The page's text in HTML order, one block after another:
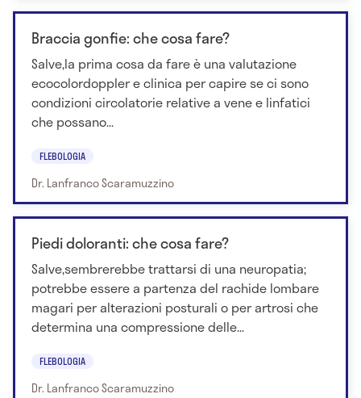
Braccia gonfie: che cosa fare?
Salve,la prima cosa da fare è una valutazione
ecocolordoppler e clinica per capire se ci sono
condizioni circolatorie relative a vene e linfatici
che possano...
FLEBOLOGIA
Dr. Lanfranco Scaramuzzino
Piedi doloranti: che cosa fare?
Salve,sembrerebbe trattarsi di una neuropatia;
potrebbe essere a partenza del rachide lombare
magari per alterazioni posturali o per artrosi che
determina una compressione delle...
FLEBOLOGIA
Dr. Lanfranco Scaramuzzino